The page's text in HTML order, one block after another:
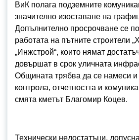
ВиК полага подземните
значително изоставане на
Допълнително просрочване се
работата на пътните строители
„Инжстрой“, които нямат
довършат в срок уличната
Общината трябва да се намеси
контрола, отчетността и
смята кметът Благомир Коцев.
Технически недостатъци,